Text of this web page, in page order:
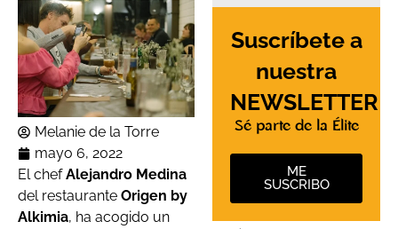
Melanie de la Torre
mayo 6, 2022
El chefAlejandro Medina
del restaurante Origen by
Alkimia, ha acogido un
Suscríbete a
nuestra
NEWSLETTER
Sé parte de la Élite
ME
SUSCRIBO